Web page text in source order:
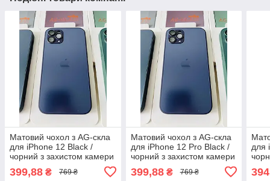
Матовий чохол з AG-скла
для iPhone 12 Black /
чорний з захистом камери
| Проти відбитків | TPU +
загартоване скло
399,88 ₴ 769 ₴
Матовий чохол з AG-скла
для iPhone 12 Pro Black /
чорний з захистом камери
| Проти відбитків | TPU +
загартоване скло
399,88₴ 769 ₴
для